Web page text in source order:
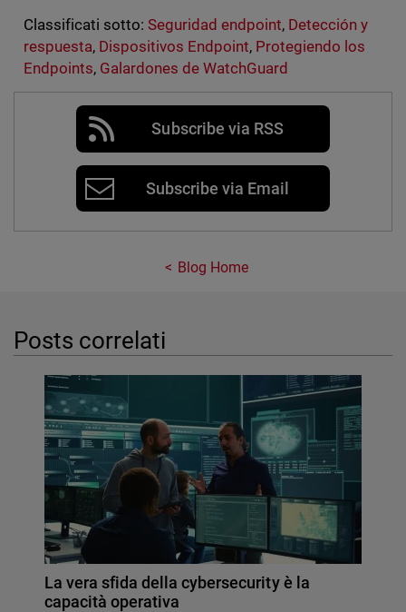
Classificati sotto: Seguridad endpoint, Detección y
respuesta, Dispositivos Endpoint, Protegiendo los
Endpoints, Galardones de WatchGuard
Subscribe via RSS
Subscribe via Email
Blog Home
Posts correlati
La vera sfida della cybersecurity è la
capacità operativa